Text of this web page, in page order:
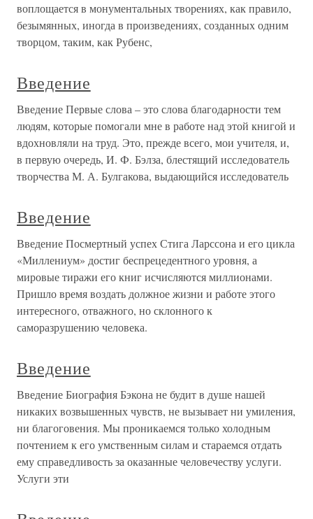
воплощается в монументальных творениях, как правило,
безымянных, иногда в произведениях, созданных одним
творцом, таким, как Рубенс,
Введение
Введение Первые слова – это слова благодарности тем
людям, которые помогали мне в работе над этой книгой и
вдохновляли на труд. Это, прежде всего, мои учителя, и,
в первую очередь, И. Ф. Бэлза, блестящий исследователь
творчества М. А. Булгакова, выдающийся исследователь
Введение
Введение Посмертный успех Стига Ларссона и его цикла
«Миллениум» достиг беспрецедентного уровня, а
мировые тиражи его книг исчисляются миллионами.
Пришло время воздать должное жизни и работе этого
интересного, отважного, но склонного к
саморазрушению человека.
Введение
Введение Биография Бэкона не будит в душе нашей
никаких возвышенных чувств, не вызывает ни умиления,
ни благоговения. Мы проникаемся только холодным
почтением к его умственным силам и стараемся отдать
ему справедливость за оказанные человечеству услуги.
Услуги эти